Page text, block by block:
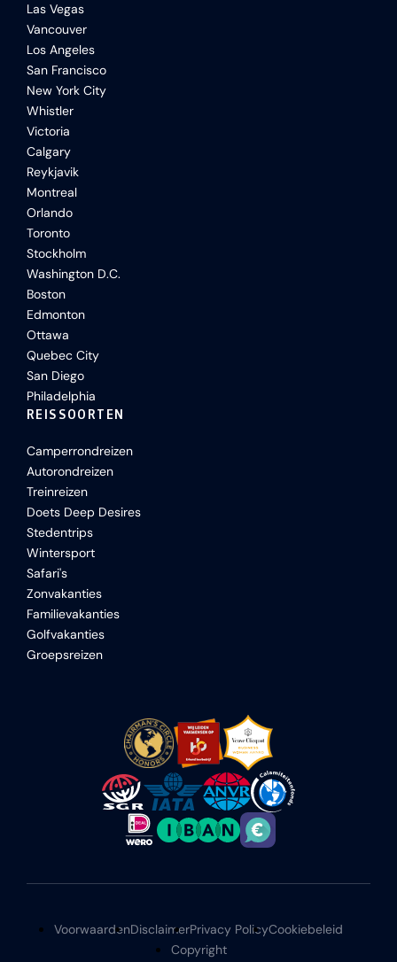
Las Vegas
Vancouver
Los Angeles
San Francisco
New York City
Whistler
Victoria
Calgary
Reykjavik
Montreal
Orlando
Toronto
Stockholm
Washington D.C.
Boston
Edmonton
Ottawa
Quebec City
San Diego
Philadelphia
REISSOORTEN
Camperrondreizen
Autorondreizen
Treinreizen
Doets Deep Desires
Stedentrips
Wintersport
Safari's
Zonvakanties
Familievakanties
Golfvakanties
Groepsreizen
VoorwaardenDisclaimerPrivacy PolicyCookiebeleid
Copyright